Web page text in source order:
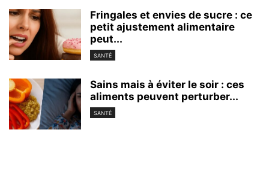
Fringales et envies de sucre : ce
petit ajustement alimentaire
peut...
SANTÉ
Sains mais à éviter le soir : ces
aliments peuvent perturber...
SANTÉ